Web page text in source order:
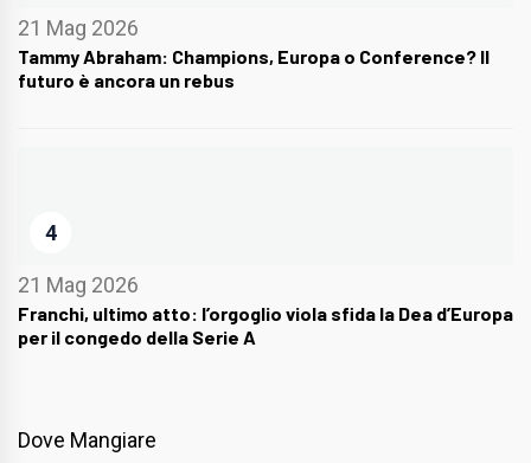
21 Mag 2026
Tammy Abraham: Champions, Europa o Conference? Il
futuro è ancora un rebus
4
21 Mag 2026
Franchi, ultimo atto: l’orgoglio viola sfida la Dea d’Europa
per il congedo della Serie A
Dove Mangiare